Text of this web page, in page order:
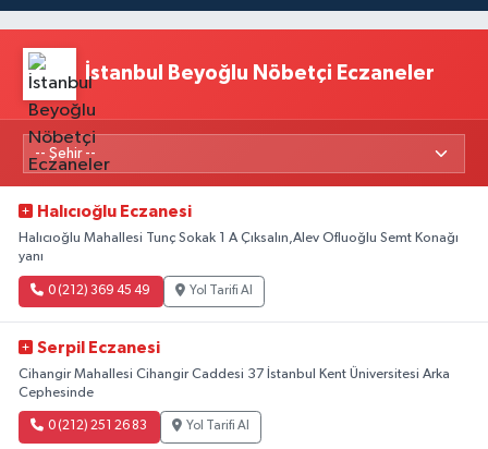
İstanbul Beyoğlu Nöbetçi Eczaneler
Halıcıoğlu Eczanesi
Halıcıoğlu Mahallesi Tunç Sokak 1 A Çıksalın,Alev Ofluoğlu Semt Konağı
yanı
0 (212) 369 45 49 Yol Tarifi Al
Serpil Eczanesi
Cihangir Mahallesi Cihangir Caddesi 37 İstanbul Kent Üniversitesi Arka
Cephesinde
0 (212) 251 26 83 Yol Tarifi Al